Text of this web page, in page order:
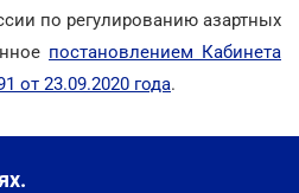
по регулированию азартных
постановлением Кабинета
от 23.09.2020 года.